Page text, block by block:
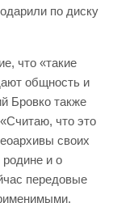
по диску
что «такие
общность и
Бровко также
что это
своих
и о
передовые